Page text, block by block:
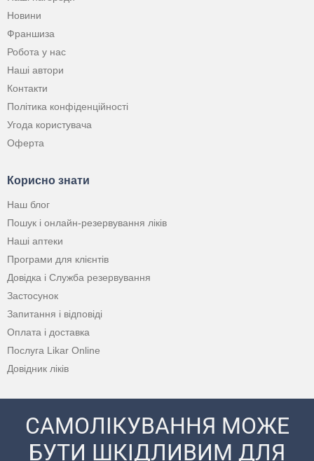
Новини
Франшиза
Робота у нас
Наші автори
Контакти
Політика конфіденційності
Угода користувача
Оферта
Корисно знати
Наш блог
Пошук і онлайн-резервування ліків
Наші аптеки
Програми для клієнтів
Довідка і Служба резервування
Застосунок
Запитання і відповіді
Оплата і доставка
Послуга Likar Online
Довідник ліків
САМОЛІКУВАННЯ МОЖЕ
БУТИ ШКІДЛИВИМ ДЛЯ